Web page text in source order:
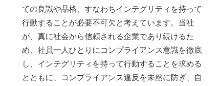
ての良識や品格、すなわちインテグリティを持って
行動することが必要不可欠と考えています。当社
が、真に社会から信頼される企業であり続けるた
め、社員⼀人ひとりにコンプライアンス意識を徹底
し、インテグリティを持って行動することを求める
とともに、コンプライアンス違反を未然に防ぎ、自